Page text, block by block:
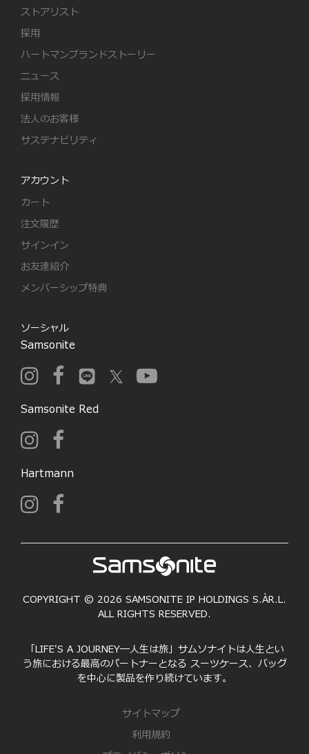
ストアリスト
採用
ハートマンブランドストーリー
ニュース
採用情報
法人のお客様
サステナビリティ
アカウント
カート
注文履歴
サインイン
お友達紹介
メンバーシップ特典
ソーシャル
Samsonite
Samsonite Red
Hartmann
COPYRIGHT © 2026 SAMSONITE IP HOLDINGS S.ÀR.L.
ALL RIGHTS RESERVED.
「LIFE'S A JOURNEY―人生は旅」サムソナイトは人生とい
う旅における最高のパートナーとなる スーツケース、バッグ
を中心に製品を作り続けています。
サイトマップ
利用規約